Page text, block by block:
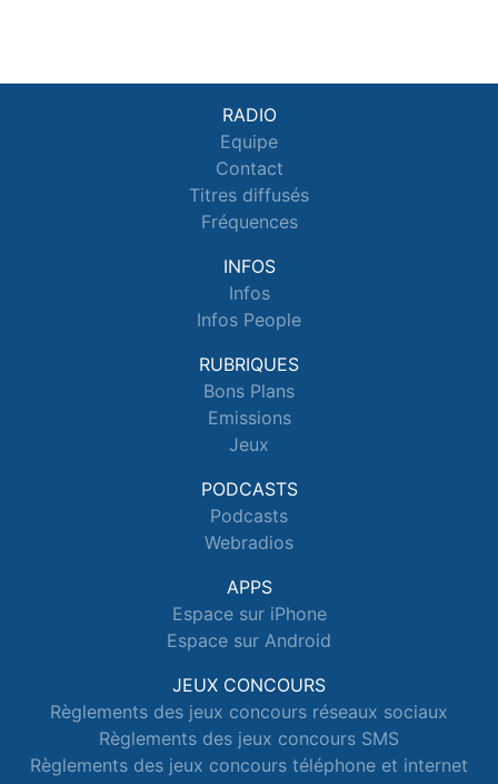
RADIO
Equipe
Contact
Titres diffusés
Fréquences
INFOS
Infos
Infos People
RUBRIQUES
Bons Plans
Emissions
Jeux
PODCASTS
Podcasts
Webradios
APPS
Espace sur iPhone
Espace sur Android
JEUX CONCOURS
Règlements des jeux concours réseaux sociaux
Règlements des jeux concours SMS
Règlements des jeux concours téléphone et internet